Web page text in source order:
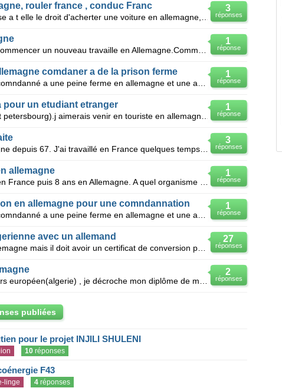
3
réponses
rouler france , conduc Franc
1
réponse
1
réponse
comdaner a de la prison ferme
1
réponse
pour un etudiant etranger
3
réponses
Je réside en Allemagne depuis 67. J'ai travaillé en France quelques temps. J'aimerai pouvoir faire u
1
réponse
allemagne
1
réponse
en allemagne pour une comndannation
27
réponses
avec un allemand
Mon fiancé vit en Allemagne mais il doit avoir un certificat de conversion pour pouvoir se marier, p
2
réponses
publiées
pour le projet INJILI SHULENI
10réponses
F43
linge 4réponses